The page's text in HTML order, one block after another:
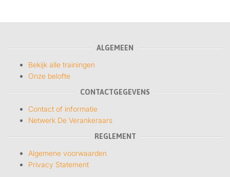
ALGEMEEN
Bekijk alle trainingen
Onze belofte
CONTACTGEGEVENS
Contact of informatie
Netwerk De Verankeraars
REGLEMENT
Algemene voorwaarden
Privacy Statement